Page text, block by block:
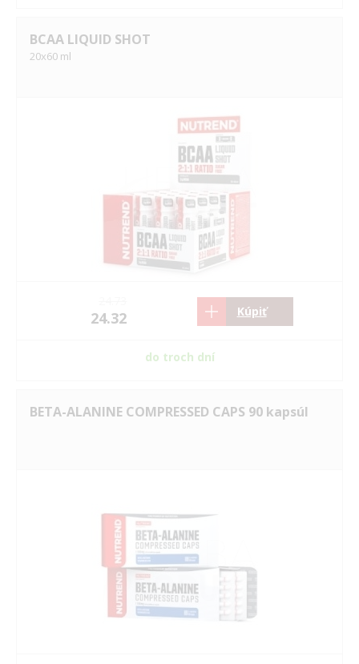
BCAA LIQUID SHOT
20x60 ml
24.32 Kúpiť
do troch dní
BETA-ALANINE COMPRESSED CAPS 90 kapsúl